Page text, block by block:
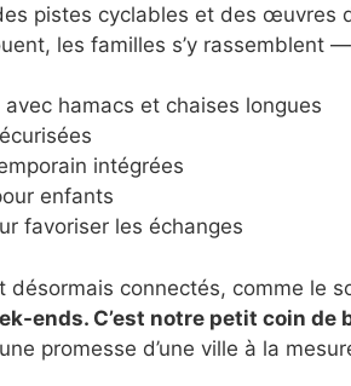
pistes cyclables et des œuvres
les familles s’y rassemblent
hamacs et chaises longues
intégrées
enfants
favoriser les échanges
connectés, comme le
ends. C’est notre petit coin de
promesse d’une ville à la